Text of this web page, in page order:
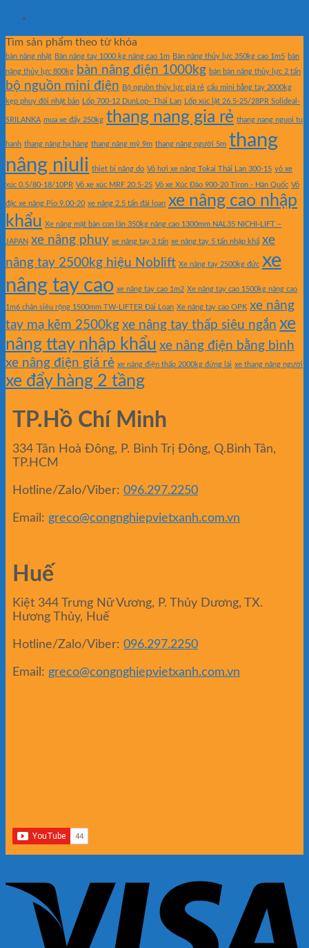
Tìm sản phẩm theo từ khóa
bàn nâng nhật Bàn nâng tay 1000 kg nâng cao 1m Bàn nâng thủy lực 350kg cao 1m5 bàn
nâng thủy lực 800kg bàn nâng điện 1000kg bán bàn nâng thủy lực 2 tấn
bộ nguồn mini điện Bộ nguồn thủy lực giá rẻ cẩu mini bằng tay 2000kg
kẹp phuy đôi nhật bản
Lốp 700-12 DunLop- Thái Lan Lốp xúc lật 26.5-25/28PR Solideal-
SRILANKA mua xe đẩy 250kg thang nang gia rẻ thang nang nguoi tu
hanh thang nâng hạ hàng thang nâng mỹ 9m thang nâng người 5m thang
nâng niuli thiet bi nâng do Vỏ hơi xe nâng Tokai Thái Lan 300-15 vỏ xe
xúc 0.5/80-18/10PR Vỏ xe xúc MRF 20.5-25 Vỏ xe Xúc Đào 900-20 Tiron - Hàn Quốc Vỏ
đặc xe nâng Pio 9.00-20 xe nâng 2.5 tấn đài loan xe nâng cao nhập
khẩu Xe nâng mặt bàn con lăn 350kg nâng cao 1300mm NAL35 NICHI-LIFT –
JAPAN xe nâng phuy xe nâng tay 3 tấn xe nâng tay 5 tấn nhập khẩ xe
nâng tay 2500kg hiệu Noblift Xe nâng tay 2500kg đức xe
nâng tay cao xe nâng tay cao 1m2 Xe nâng tay cao 1500kg nâng cao
1m6 chân siêu rộng 1500mm TW-LIFTER Đài Loan Xe nâng tay cao OPK xe nâng
tay mạ kẽm 2500kg xe nâng tay thấp siêu ngắn xe
nâng ttay nhập khẩu xe nâng điện bằng bình
xe nâng điện giá rẻ xe nâng điện thấp 2000kg đứng lái xe thang nâng người
xe đẩy hàng 2 tầng
TP.Hồ Chí Minh
334 Tân Hoà Đông, P. Bình Trị Đông, Q.Bình Tân,
TP.HCM
Hotline/Zalo/Viber: 096.297.2250
Email: greco@congnghiepvietxanh.com.vn
Huế
Kiệt 344 Trưng Nữ Vương, P. Thủy Dương, TX.
Hương Thủy, Huế
Hotline/Zalo/Viber: 096.297.2250
Email: greco@congnghiepvietxanh.com.vn